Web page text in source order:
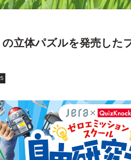
の立体パズルを発売した